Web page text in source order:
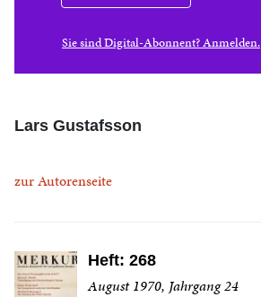
Sie sind Digital-Abonnent? Anmelden.
Lars Gustafsson
zur Autorenseite
Heft: 268
August 1970, Jahrgang 24